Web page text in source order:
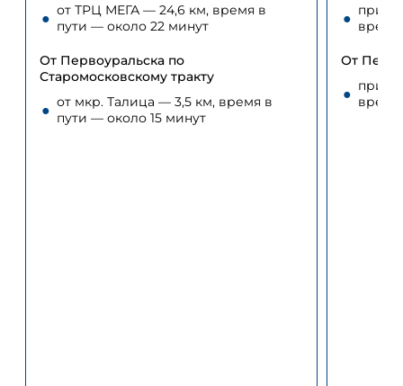
от ТРЦ МЕГА — 24,6 км, время в
пути — около 22 минут
От Первоуральска по
Старомосковскому тракту
от мкр. Талица — 3,5 км, время в
пути — около 15 минут
время
От
время